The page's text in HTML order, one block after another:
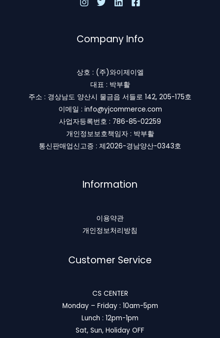
Company Info
상호 : (주)와이제이엘
대표 : 박부활
주소 : 경상남도 양산시 물금읍 서들로 142, 205-175호
이메일 : info@yjcommerce.com
사업자등록번호 : 786-85-02259
개인정보보호책임자 : 박부활
통신판매업신고증 : 제2026-경남양산-0343호
Information
이용약관
개인정보처리방침
Customer Service
CS CENTER
Monday – Friday : 10am-5pm
Lunch : 12pm-1pm
Sat, Sun, Holiday OFF